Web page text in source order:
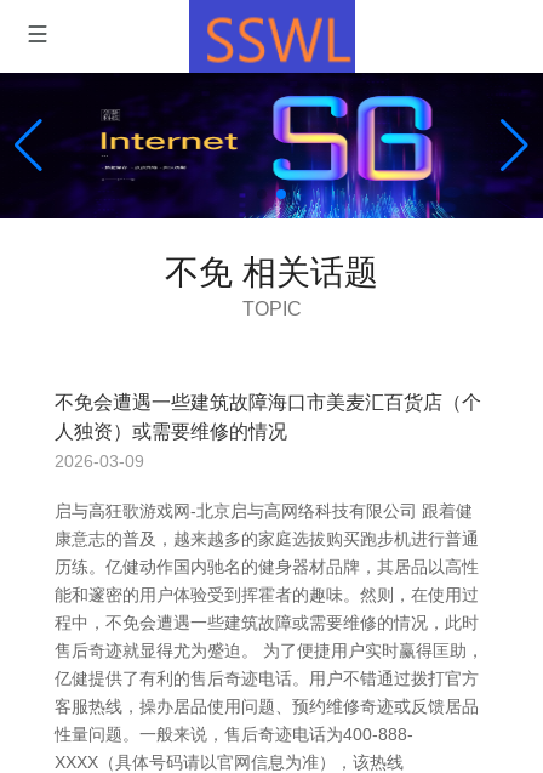
不免 相关话题
TOPIC
不免会遭遇一些建筑故障海口市美麦汇百货店（个
人独资）或需要维修的情况
2026-03-09
启与高狂歌游戏网-北京启与高网络科技有限公司 跟着健
康意志的普及，越来越多的家庭选拔购买跑步机进行普通
历练。亿健动作国内驰名的健身器材品牌，其居品以高性
能和邃密的用户体验受到挥霍者的趣味。然则，在使用过
程中，不免会遭遇一些建筑故障或需要维修的情况，此时
售后奇迹就显得尤为蹙迫。 为了便捷用户实时赢得匡助，
亿健提供了有利的售后奇迹电话。用户不错通过拨打官方
客服热线，操办居品使用问题、预约维修奇迹或反馈居品
性量问题。一般来说，售后奇迹电话为400-888-
XXXX（具体号码请以官网信息为准），该热线